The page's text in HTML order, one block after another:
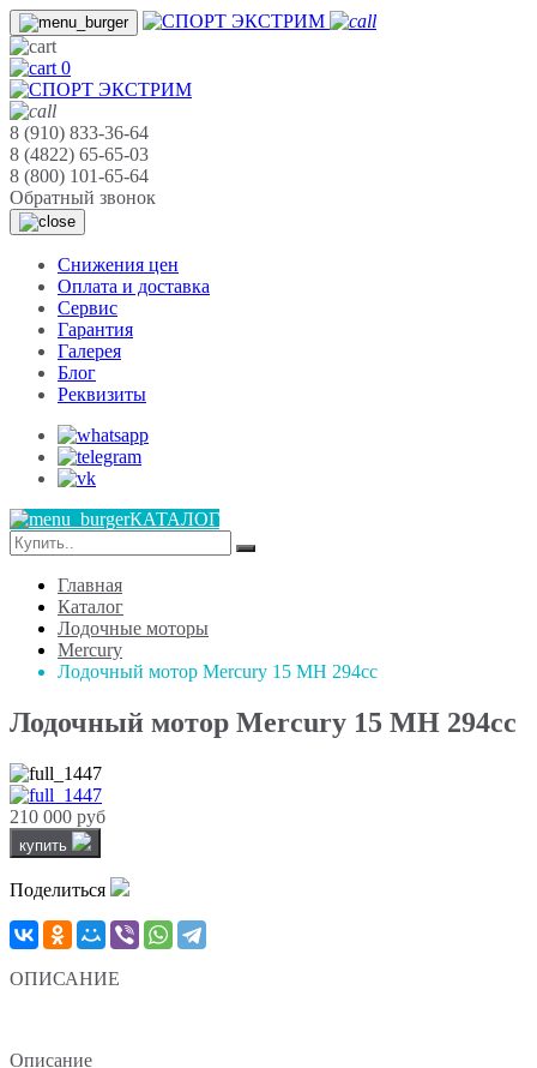
0
8 (910) 833-36-64
8 (4822) 65-65-03
8 (800) 101-65-64
Обратный звонок
Cнижения цен
Оплата и доставка
Сервис
Гарантия
Галерея
Блог
Реквизиты
КАТАЛОГ
Главная
Каталог
Лодочные моторы
Mercury
Лодочный мотор Mercury 15 MН 294сс
Лодочный мотор Mercury 15 MН 294сс
210 000 руб
купить
Поделиться
ОПИСАНИЕ
Описание